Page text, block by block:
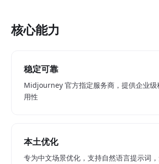
核心能力
稳定可靠
Midjourney 官方指定服务商，提供企业级
用性
本土优化
专为中文场景优化，支持自然语言提示词